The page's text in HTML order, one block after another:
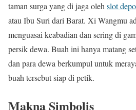
taman surga yang di jaga oleh slot
atau Ibu Suri dari Barat. Xi Wangmu
menguasai keabadian dan sering di
persik dewa. Buah ini hanya matang
dan para dewa berkumpul untuk
buah tersebut siap di petik.
Makna Simbolis